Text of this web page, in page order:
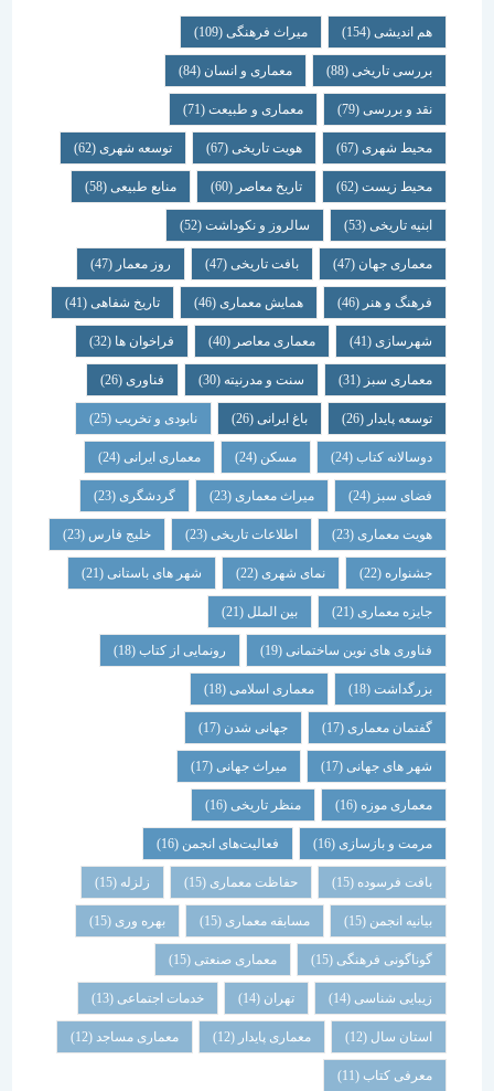
هم اندیشی (154) میراث فرهنگی (109)
بررسی تاریخی (88) معماری و انسان (84)
نقد و بررسی (79) معماری و طبیعت (71)
محیط شهری(67) هویت تاریخی(67) توسعه شهری(62)
محیط زیست(62) تاریخ معاصر(60) منابع طبیعی(58)
ابنیه تاریخی(53) سالروز و نکوداشت(52)
معماری جهان (47) بافت تاریخی(47) روز معمار(47)
فرهنگ و هنر(46) همایش معماری (46) تاریخ شفاهی (41)
شهرسازی(41) معماری معاصر(40) فراخوان ها (32)
معماری سبز(31) سنت و مدرنیته(30) فناوری (26)
توسعه پایدار(26) باغ ایرانی(26) نابودی و تخریب(25)
دوسالانه کتاب(24) مسکن (24) معماری ایرانی(24)
فضای سبز(24) میراث معماری (23) گردشگری (23)
هویت معماری (23) اطلاعات تاریخی(23) خلیج فارس(23)
جشنواره(22) نمای شهری(22) شهر های باستانی (21)
جایزه معماری (21) بین الملل(21)
فناوری های نوین ساختمانی(19) رونمایی از کتاب (18)
بزرگداشت (18) معماری اسلامی(18)
گفتمان معماری (17) جهانی شدن(17)
شهر های جهانی(17) میراث جهانی(17)
معماری موزه(16) منظر تاریخی (16)
مرمت و بازسازی(16) فعالیت‌های انجمن(16)
بافت فرسوده (15) حفاظت معماری (15) زلزله
بیانیه انجمن(15) مسابقه معماری (15) بهره وری(15)
گوناگونی فرهنگی (15) معماری صنعتی(15)
زیبایی شناسی (14) تهران خدمات اجتماعی (13)
استان سال(12) معماری پایدار (12) معماری مساجد(12)
معرفی کتاب(11)